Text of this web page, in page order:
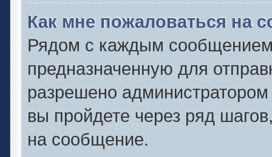
Как мне пожаловаться на
Рядом с каждым сообщением
предназначенную для
разрешено
вы пройдете через ряд
на сообщение.